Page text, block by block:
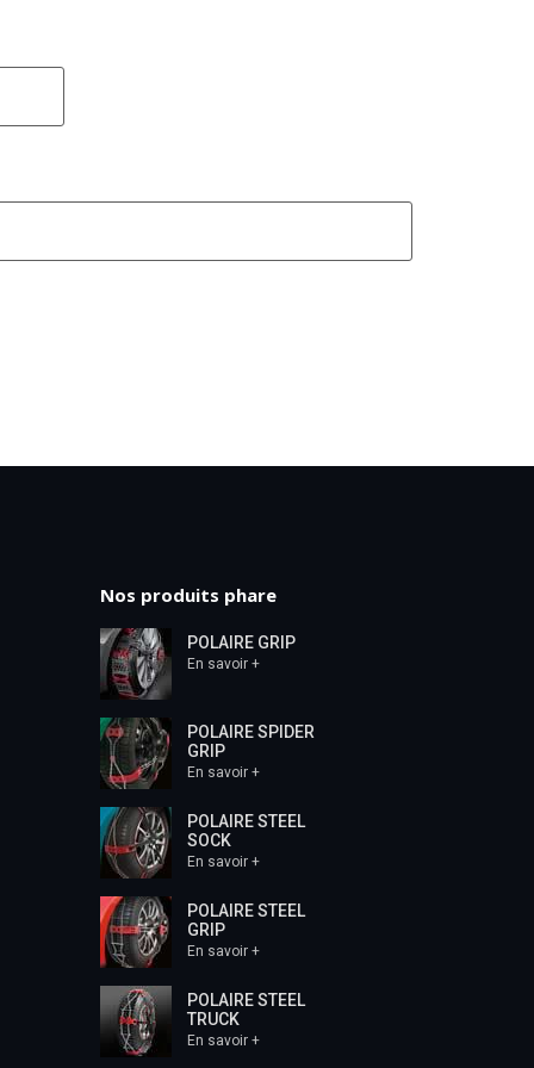
Nos produits phare
POLAIRE GRIP
En savoir +
POLAIRE SPIDER
GRIP
En savoir +
POLAIRE STEEL
SOCK
En savoir +
POLAIRE STEEL
GRIP
En savoir +
POLAIRE STEEL
TRUCK
En savoir +